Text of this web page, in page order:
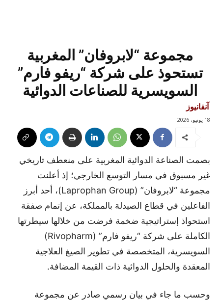
مجموعة “لابروفان” المغربية
تستحوذ على شركة “ريفو فارم”
السويسرية للصناعات الدوائية
آنفانيوز
18 يونيو، 2026
بصمت الصناعة الدوائية المغربية على منعطف تاريخي
غير مسبوق في مسار التوسع الخارجي؛ إذ أعلنت
مجموعة “لابروفان” (Laprophan Group)، أحد أبرز
الفاعلين في قطاع الصيدلة بالمملكة، عن إتمام صفقة
استحواذ إستراتيجية ضخمة فرضت من خلالها سيطرتها
الكاملة على شركة “ريفو فارم” (Rivopharm)
السويسرية، المتخصصة في تطوير الصيغ العلاجية
المعقدة والحلول الدوائية ذات القيمة المضافة.
وحسب ما جاء في بيان رسمي صادر عن مجموعة